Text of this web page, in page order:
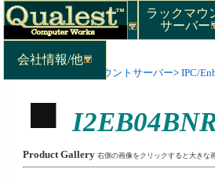
ラックマウ
サーバー
会社情報/他
ラックマウントサーバー> IPC/
Product Gallery 右側の画像をクリックすると大きな